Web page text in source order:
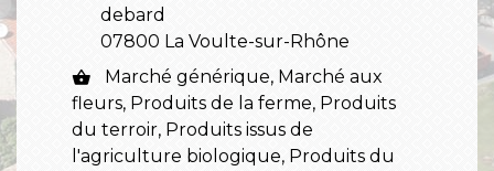
debard
07800 La Voulte-sur-Rhône
shopping_basket
Marché générique, Marché aux
fleurs, Produits de la ferme, Produits
du terroir, Produits issus de
l'agriculture biologique, Produits du